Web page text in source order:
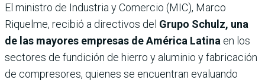
El ministro de Industria y Comercio (MIC), Marco
Riquelme, recibió a directivos del Grupo Schulz, una
de las mayores empresas de América Latina en los
sectores de fundición de hierro y aluminio y fabricación
de compresores, quienes se encuentran evaluando